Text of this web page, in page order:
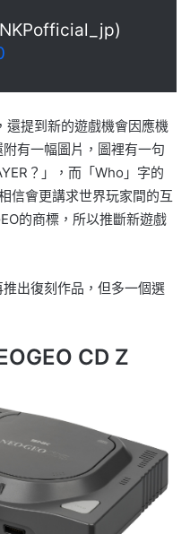
提到新的遊戲機會因應機
有一幅圖片，圖裡有一句
？」，而「Who」字的
信會更講求世界玩家間的互
的商標，所以推斷新遊戲
出復刻作品，但多一個選
CD Z